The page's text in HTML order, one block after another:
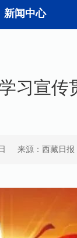
新闻中心
习宣传
来源：西藏日报